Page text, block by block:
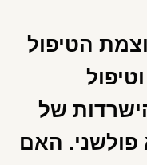
הטיפול
של
האם